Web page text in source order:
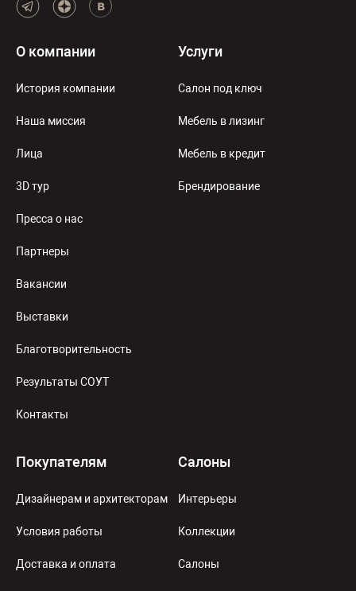
О компании
История компании
Наша миссия
Лица
3D тур
Пресса о нас
Партнеры
Вакансии
Выставки
Благотворительность
Результаты СОУТ
Контакты
Услуги
Салон под ключ
Мебель в лизинг
Мебель в кредит
Брендирование
Покупателям
Дизайнерам и архитекторам
Условия работы
Доставка и оплата
Салоны
Интерьеры
Коллекции
Салоны